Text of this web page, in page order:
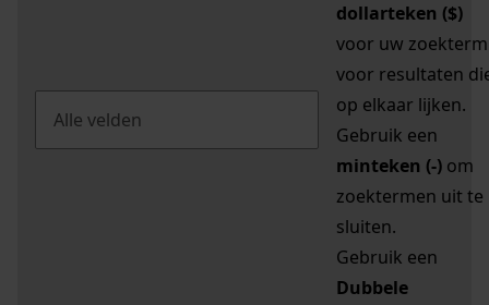
dollarteken ($)
voor uw zoekterm
voor resultaten
op elkaar lijken.
Gebruik een
minteken (-) om
zoektermen uit te
sluiten.
Gebruik een
Dubbele